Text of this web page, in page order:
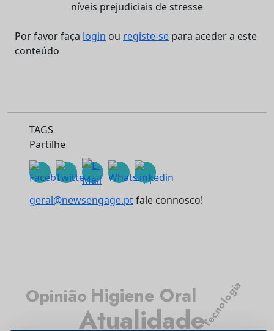
Por favor faça login ou registe-se para aceder a este
conteúdo
TAGS
Partilhe
geral@newsengage.ptfale connosco!
Atualidade
Higiene Oral
Opinião Tecnologia